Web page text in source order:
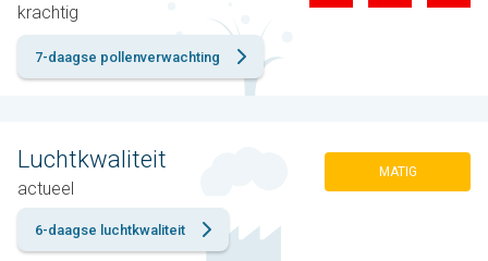
krachtig
7-daagse pollenverwachting
Luchtkwaliteit
actueel
MATIG
6-daagse luchtkwaliteit